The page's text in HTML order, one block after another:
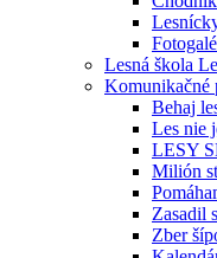
Lesná škola
Komunikačné
Behaj
Les nie
LESY
Milión
Zasadil
Zber